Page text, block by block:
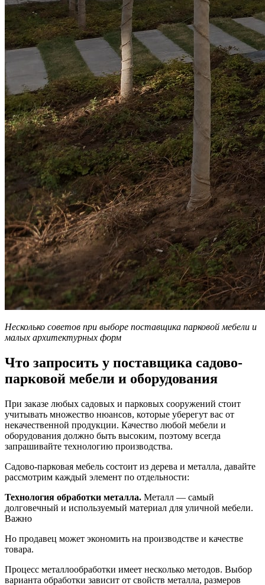
Несколько советов при выборе поставщика парковой мебели и
малых архитектурных форм
Что запросить у поставщика садово-
парковой мебели и оборудования
При заказе любых садовых и парковых сооружений стоит
учитывать множество нюансов, которые уберегут вас от
некачественной продукции. Качество любой мебели и
оборудования должно быть высоким, поэтому всегда
запрашивайте технологию производства.
Садово-парковая мебель состоит из дерева и металла, давайте
рассмотрим каждый элемент по отдельности:
Технология обработки металла. Металл — самый
долговечный и используемый материал для уличной мебели.
Важно
Но продавец может экономить на производстве и качестве
товара.
Процесс металлообработки имеет несколько методов. Выбор
варианта обработки зависит от свойств металла, размеров